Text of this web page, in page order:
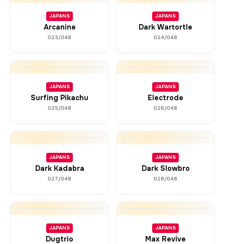
JAPANS
Arcanine
023/048
JAPANS
Dark Wartortle
024/048
JAPANS
Surfing Pikachu
025/048
JAPANS
Electrode
026/048
JAPANS
Dark Kadabra
027/048
JAPANS
Dark Slowbro
028/048
JAPANS
Dugtrio
JAPANS
Max Revive